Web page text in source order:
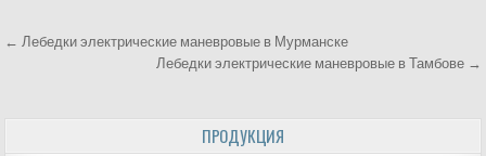
ПРОДУКЦИЯ
Навигация
← Лебедки электрические маневровые в Мурманске
Лебедки электрические маневровые в Тамбове →